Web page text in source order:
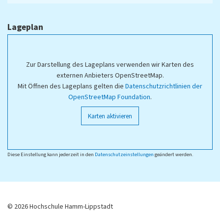
Lageplan
Zur Darstellung des Lageplans verwenden wir Karten des
externen Anbieters OpenStreetMap.
Mit Öffnen des Lageplans gelten die Datenschutzrichtlinien der
OpenStreetMap Foundation.
Karten aktivieren
Diese Einstellung kann jederzeit in den Datenschutzeinstellungen geändert werden.
© 2026 Hochschule Hamm-Lippstadt